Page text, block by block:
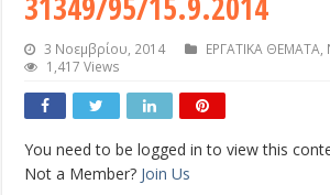
3 Νοεμβρίου, 2014 ΕΡΓΑΤΙΚΑ ΘΕΜΑΤΑ,
1,417 Views
You need to be logged in to view this
Not a Member? Join Us